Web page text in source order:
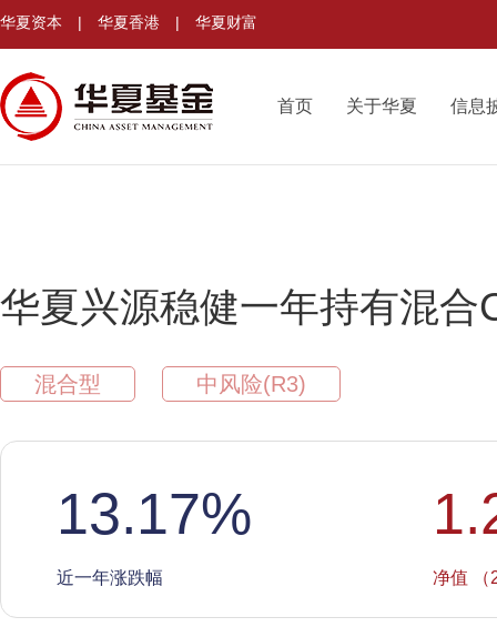
华夏资本 | 华夏香港 | 华夏财富
首页 关于华夏 信息
华夏兴源稳健一年持有混合
混合型 中风险(R3)
13.17%
近一年涨跌幅 净值 （